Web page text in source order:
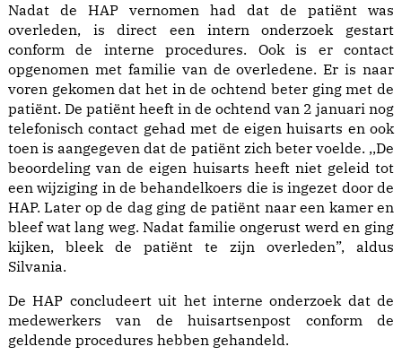
Nadat de HAP vernomen had dat de patiënt was
overleden, is direct een intern onderzoek gestart
conform de interne procedures. Ook is er contact
opgenomen met familie van de overledene. Er is naar
voren gekomen dat het in de ochtend beter ging met de
patiënt. De patiënt heeft in de ochtend van 2 januari nog
telefonisch contact gehad met de eigen huisarts en ook
toen is aangegeven dat de patiënt zich beter voelde. ,,De
beoordeling van de eigen huisarts heeft niet geleid tot
een wijziging in de behandelkoers die is ingezet door de
HAP. Later op de dag ging de patiënt naar een kamer en
bleef wat lang weg. Nadat familie ongerust werd en ging
kijken, bleek de patiënt te zijn overleden”, aldus
Silvania.
De HAP concludeert uit het interne onderzoek dat de
medewerkers van de huisartsenpost conform de
geldende procedures hebben gehandeld.